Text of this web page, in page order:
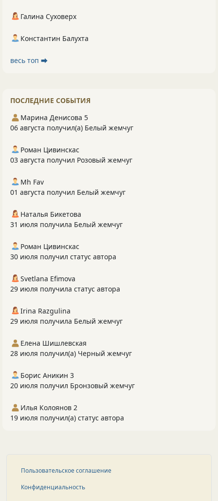
Галина Суховерх
Константин Балухта
весь топ ⮕
ПОСЛЕДНИЕ СОБЫТИЯ
Марина Денисова 5
06 августа получил(а) Белый жемчуг
Роман Цивинскас
03 августа получил Розовый жемчуг
Mh Fav
01 августа получил Белый жемчуг
Наталья Бикетова
31 июля получила Белый жемчуг
Роман Цивинскас
30 июля получил статус автора
Svetlana Efimova
29 июля получила статус автора
Irina Razgulina
29 июля получила Белый жемчуг
Елена Шишлевская
28 июля получил(а) Черный жемчуг
Борис Аникин 3
20 июля получил Бронзовый жемчуг
Илья Колоянов 2
19 июля получил(а) статус автора
Пользовательское соглашение
Конфиденциальность